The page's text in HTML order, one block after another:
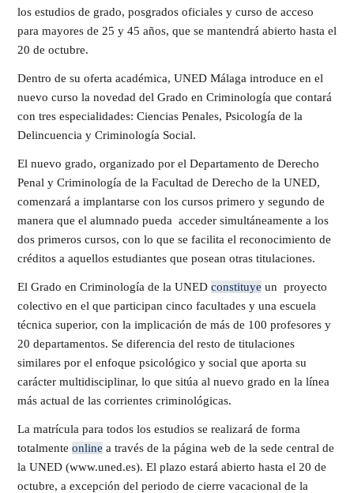
los estudios de grado, posgrados oficiales y curso de acceso
para mayores de 25 y 45 años, que se mantendrá abierto hasta el
20 de octubre.
Dentro de su oferta académica, UNED Málaga introduce en el
nuevo curso la novedad del Grado en Criminología que contará
con tres especialidades: Ciencias Penales, Psicología de la
Delincuencia y Criminología Social.
El nuevo grado, organizado por el Departamento de Derecho
Penal y Criminología de la Facultad de Derecho de la UNED,
comenzará a implantarse con los cursos primero y segundo de
manera que el alumnado pueda acceder simultáneamente a los
dos primeros cursos, con lo que se facilita el reconocimiento de
créditos a aquellos estudiantes que posean otras titulaciones.
El Grado en Criminología de la UNED constituye un proyecto
colectivo en el que participan cinco facultades y una escuela
técnica superior, con la implicación de más de 100 profesores y
20 departamentos. Se diferencia del resto de titulaciones
similares por el enfoque psicológico y social que aporta su
carácter multidisciplinar, lo que sitúa al nuevo grado en la línea
más actual de las corrientes criminológicas.
La matrícula para todos los estudios se realizará de forma
totalmente online a través de la página web de la sede central de
la UNED (www.uned.es). El plazo estará abierto hasta el 20 de
octubre, a excepción del periodo de cierre vacacional de la